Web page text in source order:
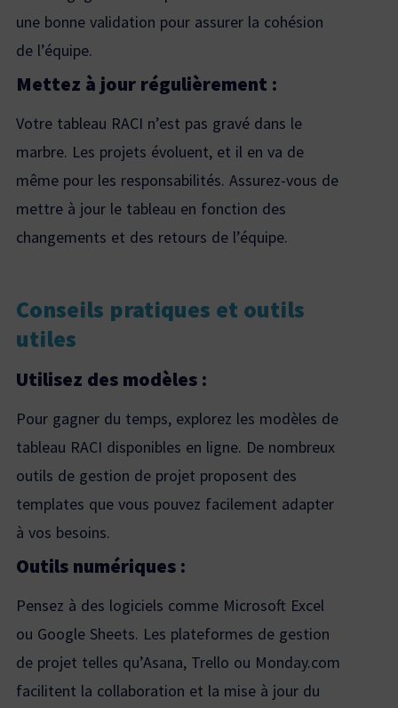
une bonne validation pour assurer la cohésion
de l’équipe.
Mettez à jour régulièrement :
Votre tableau RACI n’est pas gravé dans le
marbre. Les projets évoluent, et il en va de
même pour les responsabilités. Assurez-vous de
mettre à jour le tableau en fonction des
changements et des retours de l’équipe.
Conseils pratiques et outils
utiles
Utilisez des modèles :
Pour gagner du temps, explorez les modèles de
tableau RACI disponibles en ligne. De nombreux
outils de gestion de projet proposent des
templates que vous pouvez facilement adapter
à vos besoins.
Outils numériques :
Pensez à des logiciels comme Microsoft Excel
ou Google Sheets. Les plateformes de gestion
de projet telles qu’Asana, Trello ou Monday.com
facilitent la collaboration et la mise à jour du